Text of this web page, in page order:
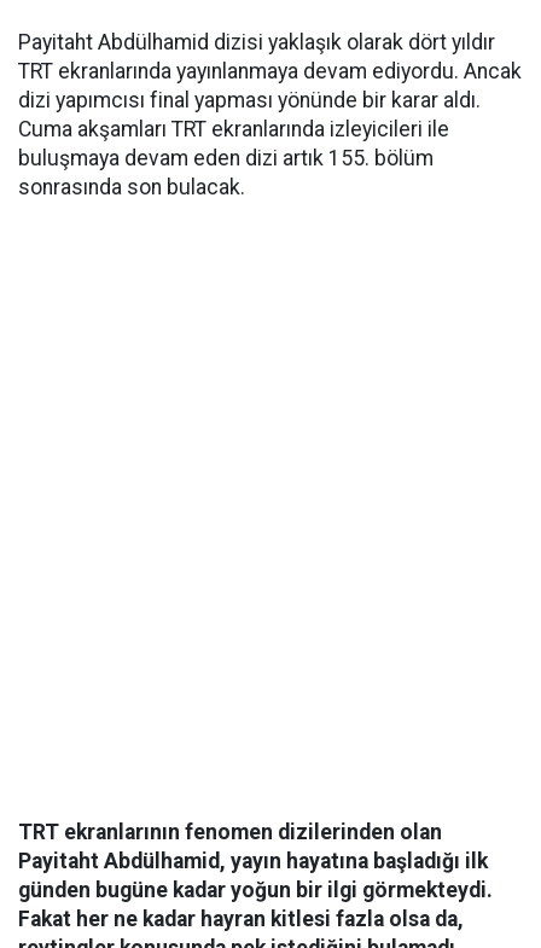
Payitaht Abdülhamid dizisi yaklaşık olarak dört yıldır
TRT ekranlarında yayınlanmaya devam ediyordu. Ancak
dizi yapımcısı final yapması yönünde bir karar aldı.
Cuma akşamları TRT ekranlarında izleyicileri ile
buluşmaya devam eden dizi artık 155. bölüm
sonrasında son bulacak.
TRT ekranlarının fenomen dizilerinden olan
Payitaht Abdülhamid, yayın hayatına başladığı ilk
günden bugüne kadar yoğun bir ilgi görmekteydi.
Fakat her ne kadar hayran kitlesi fazla olsa da,